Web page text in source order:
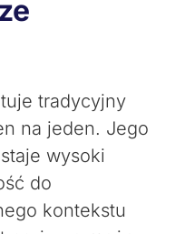
tradycyjny
na jeden. Jego
wysoki
do
kontekstu